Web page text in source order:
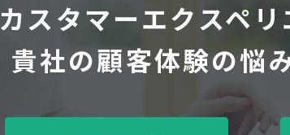
カスタマーエクスペ
貴社の顧客体験の悩